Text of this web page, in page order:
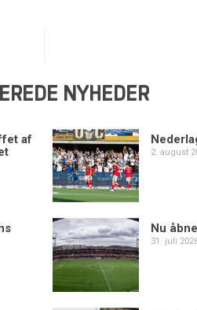
NYHEDER
af
2. august
Nu
31. juli